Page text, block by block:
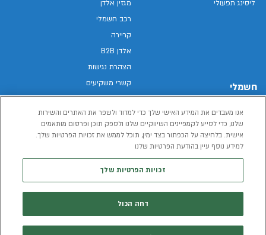
ליסינג תפעולי
חשמלי
רכב חשמלי
הכל על רכב חשמלי
מגזין אלדן
רכב חשמלי
קריירה
אלדן B2B
הצהרת נגישות
קשרי משקיעים
מפת האתר
מדיניות פרטיות
תנאי שימוש
המידע שיימסר על ידך במהלך השימוש באתר יישמר וישמש את אלדן, או צד שלישי,
אנו מעבדים את המידע האישי שלך כדי למדוד ולשפר את האתרים והשירות
שלנו, כדי לסייע לקמפיינים השיווקיים שלנו ולספק תוכן ופרסום מותאמים
אישית. בלחיצה על הכפתור בצד ימין, תוכל לממש את זכויות הפרטיות שלך.
למידע נוסף עיין בהודעת הפרטיות שלנו
זכויות הפרטיות שלך
דחה הכול